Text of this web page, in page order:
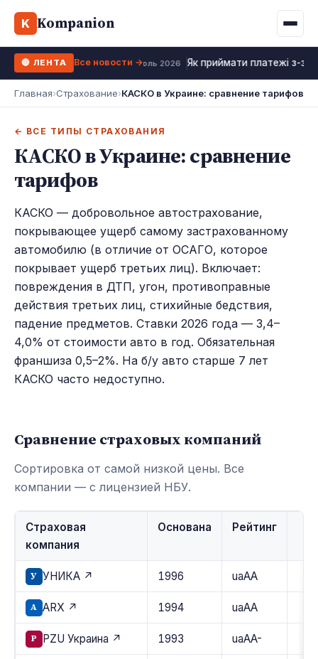
K Kompanion
Калькулятор МФО
Все 10 МФО →
Жизни
WhiteBIT
Kuna
Bybit
Все 10 бирж →
Ипотека
Депозит
Рефинансирование
ФОП налоги
🔴 ЛЕНТА 18 июль 2026 Як приймати платежі з-
Все новости →
Главная›Страхование›КАСКО в Украине: сравнение тарифов
← ВСЕ ТИПЫ СТРАХОВАНИЯ
КАСКО в Украине: сравнение
тарифов
КАСКО — добровольное автострахование,
покрывающее ущерб самому застрахованному
автомобилю (в отличие от ОСАГО, которое
покрывает ущерб третьих лиц). Включает:
повреждения в ДТП, угон, противоправные
действия третьих лиц, стихийные бедствия,
падение предметов. Ставки 2026 года — 3,4–
4,0% от стоимости авто в год. Обязательная
франшиза 0,5–2%. На б/у авто старше 7 лет
КАСКО часто недоступно.
Сравнение страховых компаний
Сортировка от самой низкой цены. Все
компании — с лицензией НБУ.
Страховая
компания
Основана
Рейтинг
У УНИКА ↗ 1996 uaAA
A ARX ↗ 1994 uaAA
P PZU Украина ↗ 1993 uaAA-